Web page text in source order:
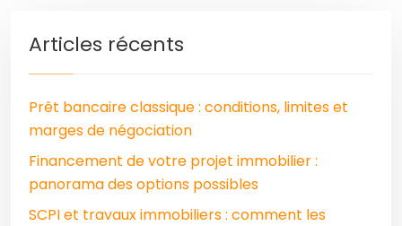
Articles récents
Prêt bancaire classique : conditions, limites et
marges de négociation
Financement de votre projet immobilier :
panorama des options possibles
SCPI et travaux immobiliers : comment les